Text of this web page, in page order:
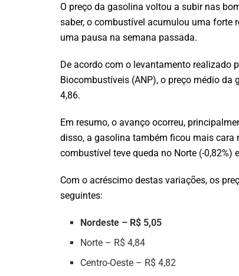
O preço da gasolina voltou a subir nas
saber, o combustível acumulou uma forte
uma pausa na semana passada.
De acordo com o levantamento realizado
Biocombustíveis (ANP), o preço médio da
4,86.
Em resumo, o avanço ocorreu,
disso, a gasolina também ficou mais cara
combustível teve queda no Norte (-0,82%)
Com o acréscimo destas variações, os
seguintes:
Nordeste – R$ 5,05
Norte – R$ 4,84
Centro-Oeste – R$ 4,82